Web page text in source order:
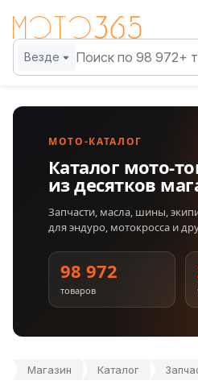
Везде
МОТО-КАТАЛОГ
Каталог мото-
из десятков
Запчасти, масла, шины,
для эндуро, мотокросса и
98 972
товаров
Магазин Каталог